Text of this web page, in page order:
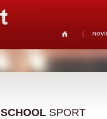
SCHOOL SPORT